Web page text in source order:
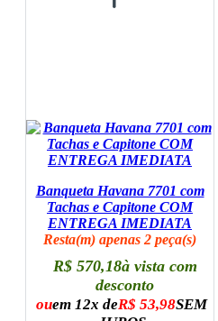
Banqueta Havana 7701 com
Tachas e Capitone COM
ENTREGA IMEDIATA
Resta(m) apenas 2 peça(s)
R$ 570,18à vista com
desconto
ouem 12x deR$ 53,98SEM